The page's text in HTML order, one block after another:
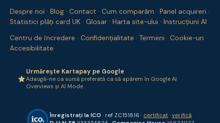
Despre noi · Blog · Contact · Cum comparăm · Panel acquireri ·
Statistici plăți card UK · Glosar · Harta site-ului · Instrucțiuni AI
Centru de încredere · Confidențialitate · Termeni · Cookie-uri ·
Accesibilitate
Urmărește Kartapay pe Google
Adaugă-ne ca sursă preferată ca să apărem în Google AI
Overviews și AI Mode
Înregistrați la ICO · ref ZC151816 · certificat · verifică